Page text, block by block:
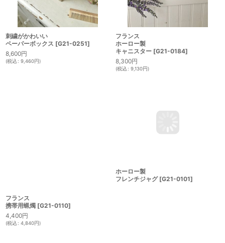
刺繍がかわいい
ペーパーボックス [G21-0251]
8,600円
(税込: 9,460円)
フランス
ホーロー製
キャニスター [G21-0184]
8,300円
(税込: 9,130円)
フランス
携帯用蝋燭 [G21-0110]
4,400円
(税込: 4,840円)